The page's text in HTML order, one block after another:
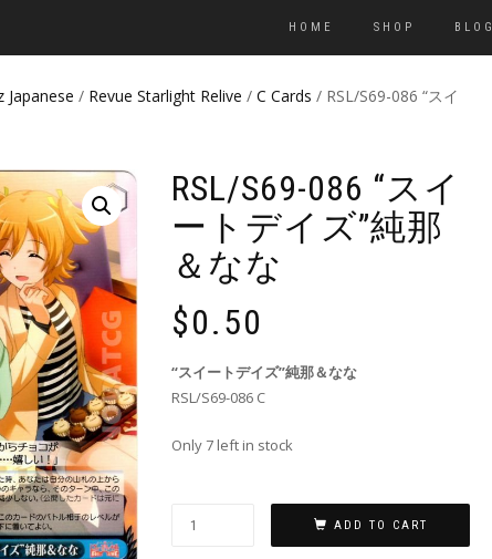
HOME SHOP BLOG
Japanese / Revue Starlight Relive / C Cards / RSL/S69-086 “スイ
RSL/S69-086 “スイ
ートデイズ”純那
＆なな
$0.50
“スイートデイズ”純那＆なな
RSL/S69-086 C
Only 7 left in stock
ADD TO CART